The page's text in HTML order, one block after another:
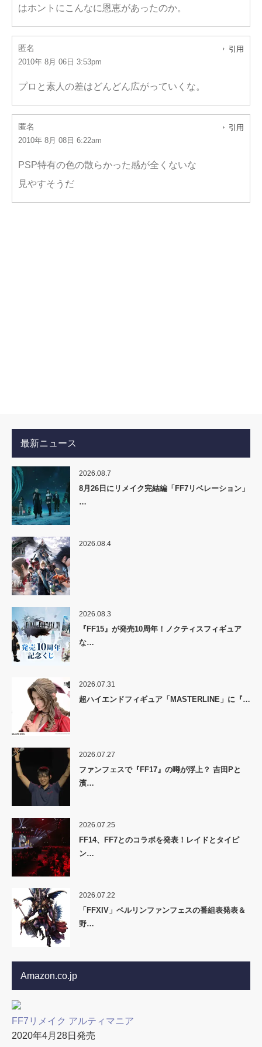
はホントにこんなに恩恵があったのか。
匿名
2010年 8月 06日 3:53pm
引用
プロと素人の差はどんどん広がっていくな。
匿名
2010年 8月 08日 6:22am
引用
PSP特有の色の散らかった感が全くないな
見やすそうだ
最新ニュース
2026.08.7
8月26日にリメイク完結編「FF7リベレーション」
…
2026.08.4
2026.08.3
『FF15』が発売10周年！ノクティスフィギュア
な…
2026.07.31
超ハイエンドフィギュア「MASTERLINE」に『…
2026.07.27
ファンフェスで『FF17』の噂が浮上？ 吉田Pと
濱…
2026.07.25
FF14、FF7とのコラボを発表！レイドとタイピ
ン…
2026.07.22
「FFXIV」ベルリンファンフェスの番組表発表＆
野…
Amazon.co.jp
FF7リメイク アルティマニア
2020年4月28日発売